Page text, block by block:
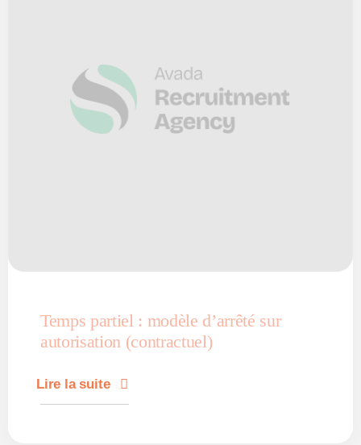
Temps partiel : modèle d’arrêté sur
autorisation (contractuel)
Lire la suite